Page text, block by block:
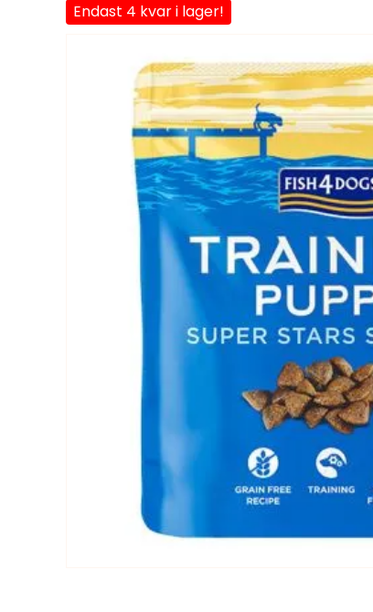
Endast 4 kvar i lager!